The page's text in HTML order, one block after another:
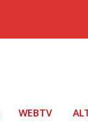
WEBTV